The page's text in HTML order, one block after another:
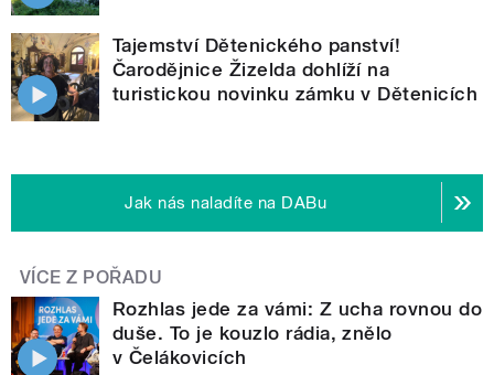
Tajemství Dětenického panství!
Čarodějnice Žizelda dohlíží na
turistickou novinku zámku v Dětenicích
Jak nás naladíte na DABu
VÍCE Z POŘADU
Rozhlas jede za vámi: Z ucha rovnou do
duše. To je kouzlo rádia, znělo
v Čelákovicích